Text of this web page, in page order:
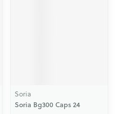
Soria
Soria Bg300 Caps 24